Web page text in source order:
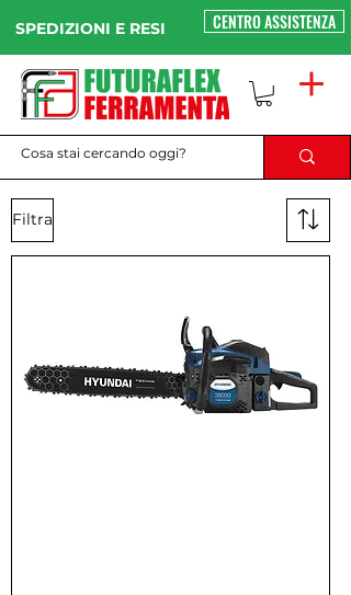
SPEDIZIONI E RESI CENTRO ASSISTENZA
Filtra